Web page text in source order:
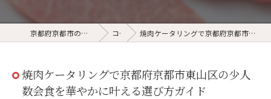
京都府京都市の焼肉なら焼肉ホルモン シオミ コラム 焼肉ケータリングで京都府京都市東山区の少人数会食を華やかに叶える選び方ガイド
焼肉ケータリングで京都府京都市東山区の少人
数会食を華やかに叶える選び方ガイド